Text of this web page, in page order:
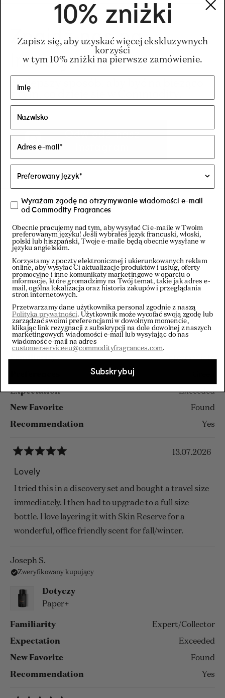
Znajdź nas na
Instagramie
Najlepszy sposób, aby być na bieżąco
z tym, co dzieje się w Commodity.
Odwiedź nasz
Filtry
Sortuj
Richelle S.
Zweryfikowany kupujący
Dotyczy
Paper+
Familiarity Intermediate
Expectation Exceeded
New Favorite Found
Recommendation Yes
na
5
z
5
gwiazdek
13.07.2026
Lovely
I tried this in a discovery set and bought a travel size
immediately. I then had to upgrade to a full size
bottle. I love layering it with Skin Reserve for a
wonderful, office friendly scent for fall/winter.
Joseph S.
Zweryfikowany kupujący
Dotyczy
Paper+
Familiarity Expert/Collector
Expectation Exceeded
New Favorite Found
Recommendation Yes
Wczytywanie...
10% zniżki
Zapisz się, aby uzyskać więcej ekskluzywnych
korzyści
w tym 10% zniżki na pierwsze zamówienie.
Wyrażam zgodę na otrzymywanie wiadomości e-mail
od Commodity Fragrances
Obecnie pracujemy nad tym, aby wysyłać Ci e-maile w Twoim
preferowanym języku! Jeśli wybrałeś język francuski, włoski,
polski lub hiszpański, Twoje e-maile będą obecnie wysyłane w
języku angielskim.
Korzystamy z poczty elektronicznej i ukierunkowanych reklam
online, aby wysyłać Ci aktualizacje produktów i usług, oferty
promocyjne i inne komunikaty marketingowe w oparciu o
informacje, które gromadzimy na Twój temat, takie jak adres e-
mail, ogólna lokalizacja oraz historia zakupów i przeglądania
stron internetowych.
Przetwarzamy dane użytkownika personal zgodnie z naszą
Polityka prywatności. Użytkownik może wycofać swoją zgodę lub
zarządzać swoimi preferencjami w dowolnym momencie,
klikając link rezygnacji z subskrypcji na dole dowolnej z naszych
marketingowych wiadomości e-mail lub wysyłając do nas
wiadomość e-mail na adres
customerserviceeu@commodityfragrances.com.
Subskrybuj